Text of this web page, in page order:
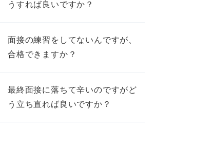
うすれば良いですか？
面接の練習をしてないんですが、
合格できますか？
最終面接に落ちて辛いのですがど
う立ち直れば良いですか？